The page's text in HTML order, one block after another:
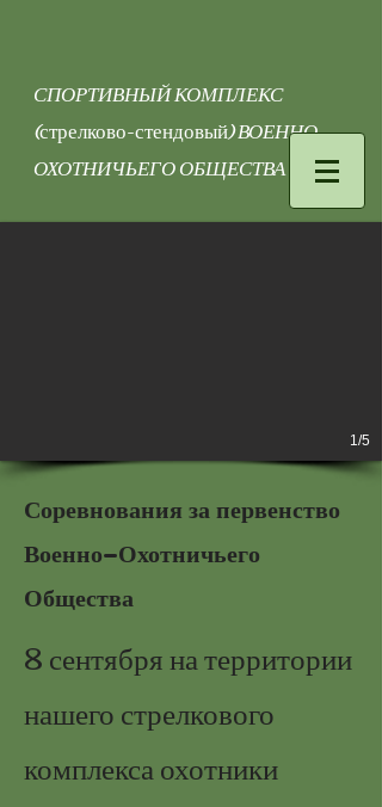
СПОРТИВНЫЙ КОМПЛЕКС
(стрелково-стендовый) ВОЕННО-
ОХОТНИЧЬЕГО ОБЩЕСТВА
1/5
Соревнования за первенство
Военно-Охотничьего
Общества
8 сентября на территории
нашего стрелкового
комплекса охотники